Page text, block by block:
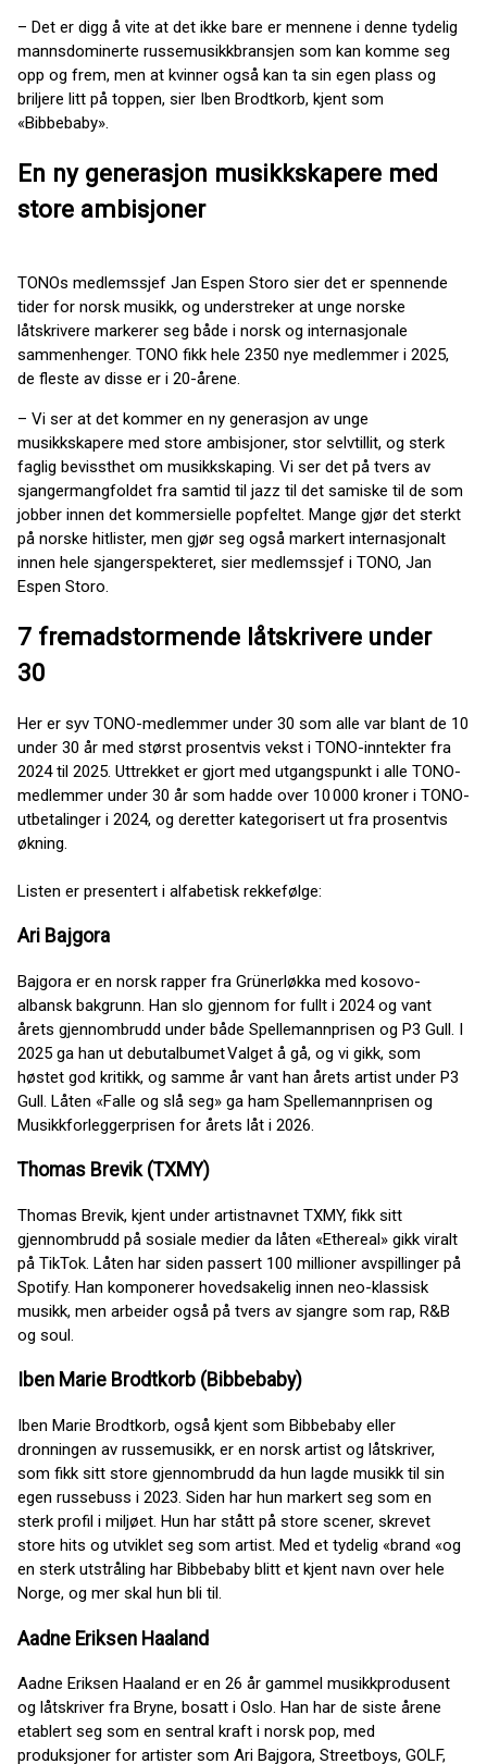
– Det er digg å vite at det ikke bare er mennene i denne tydelig
mannsdominerte russemusikkbransjen som kan komme seg
opp og frem, men at kvinner også kan ta sin egen plass og
briljere litt på toppen, sier Iben Brodtkorb, kjent som
«Bibbebaby».
En ny generasjon musikkskapere med
store ambisjoner
TONOs medlemssjef Jan Espen Storo sier det er spennende
tider for norsk musikk, og understreker at unge norske
låtskrivere markerer seg både i norsk og internasjonale
sammenhenger. TONO fikk hele 2350 nye medlemmer i 2025,
de fleste av disse er i 20-årene.
– Vi ser at det kommer en ny generasjon av unge
musikkskapere med store ambisjoner, stor selvtillit, og sterk
faglig bevissthet om musikkskaping. Vi ser det på tvers av
sjangermangfoldet fra samtid til jazz til det samiske til de som
jobber innen det kommersielle popfeltet. Mange gjør det sterkt
på norske hitlister, men gjør seg også markert internasjonalt
innen hele sjangerspekteret, sier medlemssjef i TONO, Jan
Espen Storo.
7 fremadstormende låtskrivere under
30
Her er syv TONO-medlemmer under 30 som alle var blant de 10
under 30 år med størst prosentvis vekst i TONO-inntekter fra
2024 til 2025. Uttrekket er gjort med utgangspunkt i alle TONO-
medlemmer under 30 år som hadde over 10 000 kroner i TONO-
utbetalinger i 2024, og deretter kategorisert ut fra prosentvis
økning.
Listen er presentert i alfabetisk rekkefølge:
Ari Bajgora
Bajgora er en norsk rapper fra Grünerløkka med kosovo-
albansk bakgrunn. Han slo gjennom for fullt i 2024 og vant
årets gjennombrudd under både Spellemannprisen og P3 Gull. I
2025 ga han ut debutalbumet Valget å gå, og vi gikk, som
høstet god kritikk, og samme år vant han årets artist under P3
Gull. Låten «Falle og slå seg» ga ham Spellemannprisen og
Musikkforleggerprisen for årets låt i 2026.
Thomas Brevik (TXMY)
Thomas Brevik, kjent under artistnavnet TXMY, fikk sitt
gjennombrudd på sosiale medier da låten «Ethereal» gikk viralt
på TikTok. Låten har siden passert 100 millioner avspillinger på
Spotify. Han komponerer hovedsakelig innen neo-klassisk
musikk, men arbeider også på tvers av sjangre som rap, R&B
og soul.
Iben Marie Brodtkorb (Bibbebaby)
Iben Marie Brodtkorb, også kjent som Bibbebaby eller
dronningen av russemusikk, er en norsk artist og låtskriver,
som fikk sitt store gjennombrudd da hun lagde musikk til sin
egen russebuss i 2023. Siden har hun markert seg som en
sterk profil i miljøet. Hun har stått på store scener, skrevet
store hits og utviklet seg som artist. Med et tydelig «brand «og
en sterk utstråling har Bibbebaby blitt et kjent navn over hele
Norge, og mer skal hun bli til.
Aadne Eriksen Haaland
Aadne Eriksen Haaland er en 26 år gammel musikkprodusent
og låtskriver fra Bryne, bosatt i Oslo. Han har de siste årene
etablert seg som en sentral kraft i norsk pop, med
produksjoner for artister som Ari Bajgora, Streetboys, GOLF,